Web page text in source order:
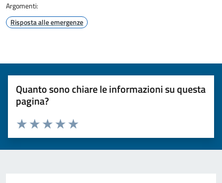
Argomenti:
Risposta alle emergenze
Quanto sono chiare le informazioni su questa
pagina?
Valuta da 1 a 5 stelle la pagina
Valuta 5 stelle su 5
Valuta 4 stelle su 5
Valuta 3 stelle su 5
Valuta 2 stelle su 5
Valuta 1 stelle su 5